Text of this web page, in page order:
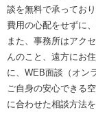
談を無料で承っており
費用の心配をせずに
また、事務所はアク
んのこと、遠方にお
に、WEB面談（オン
ご自身の安心できる
に合わせた相談方法